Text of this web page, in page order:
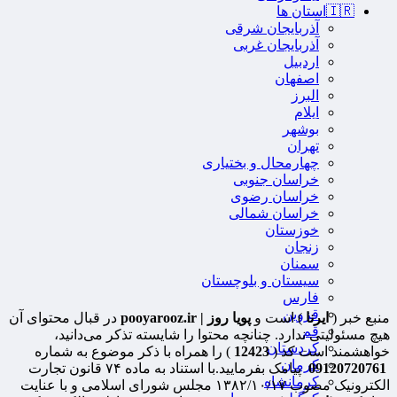
🇮🇷استان ها
آذربایجان شرقی
آذربایجان غربی
اردبیل
اصفهان
البرز
ایلام
بوشهر
تهران
چهارمحال و بختیاری
خراسان جنوبی
خراسان رضوی
خراسان شمالی
خوزستان
زنجان
سمنان
سیستان و بلوچستان
فارس
قزوین
قم
کردستان
کرمان
کرمانشاه
منبع خبر (ایرنا) است و پویا روز | pooyarooz.ir
در قبال محتوای آن
هیچ مسئولیتی ندارد. چنانچه محتوا را شایسته تذکر می‌دانید،
خواهشمند است کد (12423
) را همراه با ذکر موضوع به شماره
پیامک بفرمایید.با استناد به ماده ۷۴ قانون تجارت
الکترونیک مصوب ۱۳۸۲/۱۰/۱۷ مجلس شورای اسلامی و با عنایت